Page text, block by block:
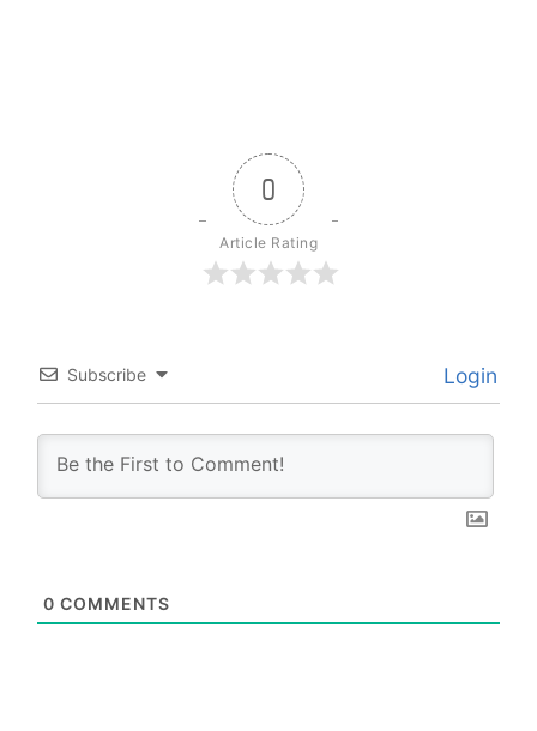
0
Article Rating
Subscribe Login
0 COMMENTS